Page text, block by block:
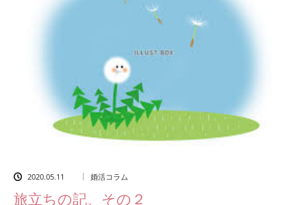
2020.05.11 婚活コラム
旅立ちの記、その２